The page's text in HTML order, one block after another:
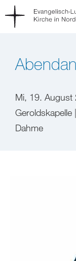
Mi, 19.
Dahme